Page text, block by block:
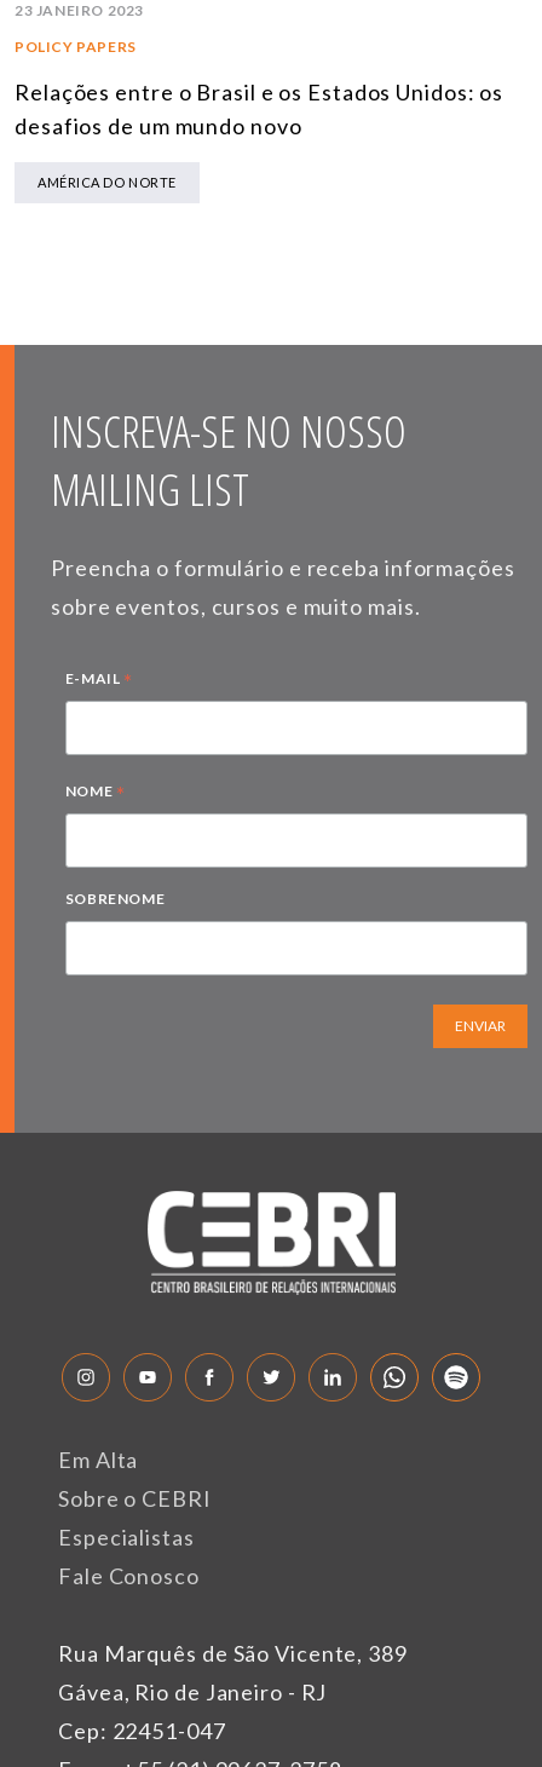
23 JANEIRO 2023
POLICY PAPERS
Relações entre o Brasil e os Estados Unidos: os
desafios de um mundo novo
AMÉRICA DO NORTE
INSCREVA-SE NO NOSSO
MAILING LIST
Preencha o formulário e receba informações
sobre eventos, cursos e muito mais.
E-MAIL *
NOME *
SOBRENOME
ENVIAR
Rua Marquês de São Vicente, 389
Gávea, Rio de Janeiro - RJ
Cep: 22451-047
Em Alta
Sobre o CEBRI
Especialistas
Fale Conosco